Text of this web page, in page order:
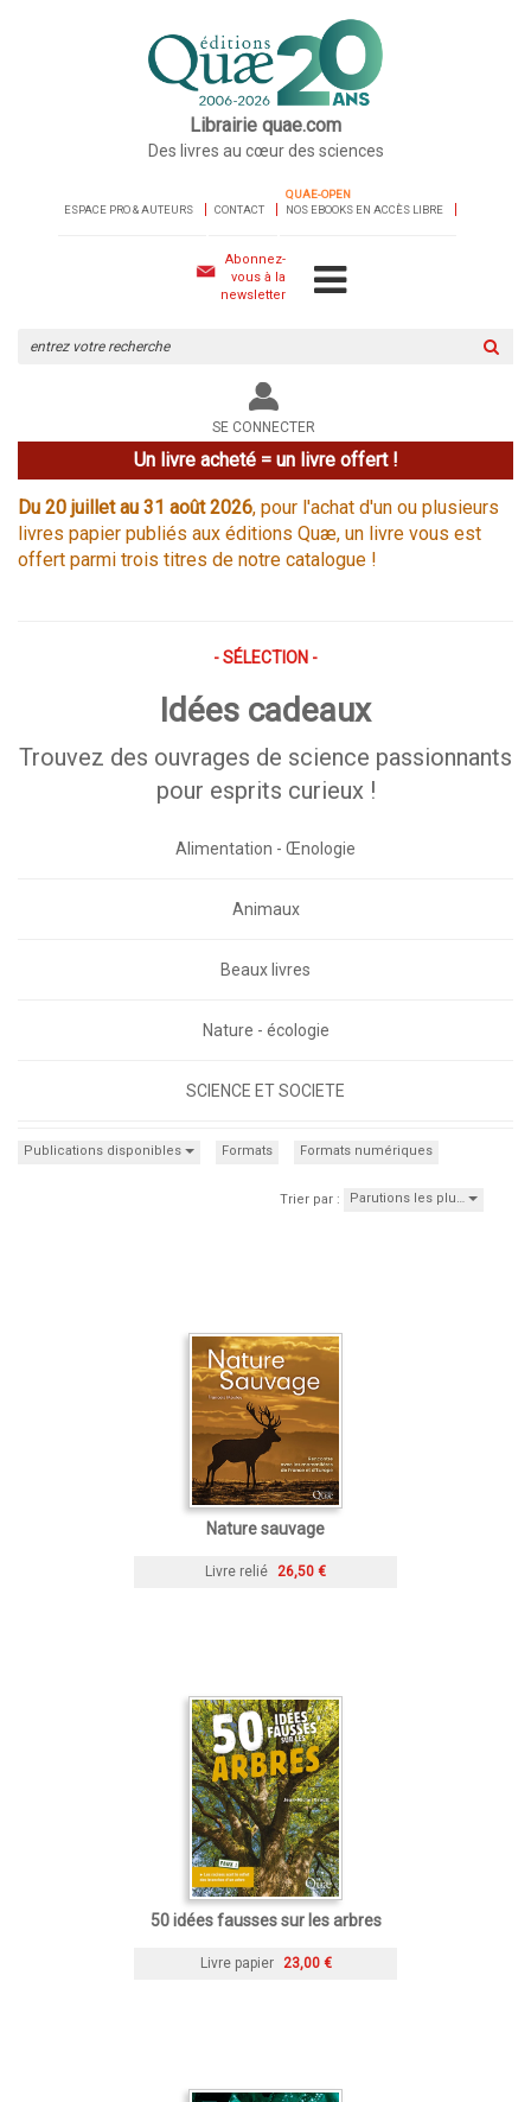
Librairie quae.com
Des livres au cœur des sciences
ESPACE PRO & AUTEURS CONTACT
QUAE-OPEN
NOS EBOOKS EN ACCÈS LIBRE
Abonnez-
vous à la
newsletter
le
site
SE CONNECTER
Un livre acheté = un livre offert !
Du 20 juillet au 31 août 2026, pour l'achat d'un ou plusieurs
livres papier publiés aux éditions Quæ, un livre vous est
offert parmi trois titres de notre catalogue !
- SÉLECTION -
Idées cadeaux
Trouvez des ouvrages de science passionnants
pour esprits curieux !
Alimentation - Œnologie
Animaux
Beaux livres
Nature - écologie
SCIENCE ET SOCIETE
Publications disponibles Formats Formats numériques
Trier par : Parutions les plu…
Nature sauvage
Livre relié 26,50 €
50 idées fausses sur les arbres
Livre papier 23,00 €